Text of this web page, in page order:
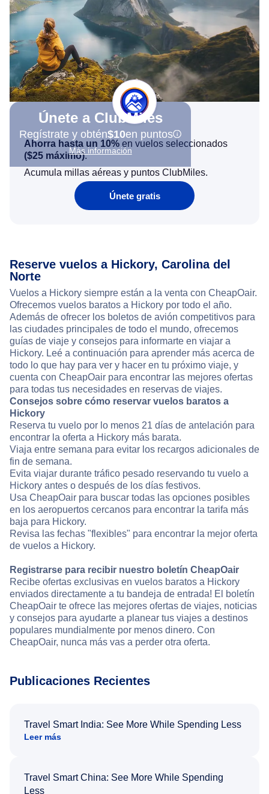
Únete a ClubMiles
Regístrate y obtén$10en puntos
Más información
Ahorra hasta un 10% en vuelos seleccionados
($25 máximo).
Acumula millas aéreas y puntos ClubMiles.
Únete gratis
Reserve vuelos a Hickory, Carolina del
Norte
Vuelos a Hickory siempre están a la venta con CheapOair.
Ofrecemos vuelos baratos a Hickory por todo el año.
Además de ofrecer los boletos de avión competitivos para
las ciudades principales de todo el mundo, ofrecemos
guías de viaje y consejos para informarte en viajar a
Hickory. Leé a continuación para aprender más acerca de
todo lo que hay para ver y hacer en tu próximo viaje, y
cuenta con CheapOair para encontrar las mejores ofertas
para todas tus necesidades en reservas de viajes.
Consejos sobre cómo reservar vuelos baratos a
Hickory
Reserva tu vuelo por lo menos 21 días de antelación para
encontrar la oferta a Hickory más barata.
Viaja entre semana para evitar los recargos adicionales de
fin de semana.
Evita viajar durante tráfico pesado reservando tu vuelo a
Hickory antes o después de los días festivos.
Usa CheapOair para buscar todas las opciones posibles
en los aeropuertos cercanos para encontrar la tarifa más
baja para Hickory.
Revisa las fechas "flexibles" para encontrar la mejor oferta
de vuelos a Hickory.
Registrarse para recibir nuestro boletín CheapOair
Recibe ofertas exclusivas en vuelos baratos a Hickory
enviados directamente a tu bandeja de entrada! El boletín
CheapOair te ofrece las mejores ofertas de viajes, noticias
y consejos para ayudarte a planear tus viajes a destinos
populares mundialmente por menos dinero. Con
CheapOair, nunca más vas a perder otra oferta.
Publicaciones Recientes
Travel Smart India: See More While Spending Less
Leer más
Travel Smart China: See More While Spending
Less